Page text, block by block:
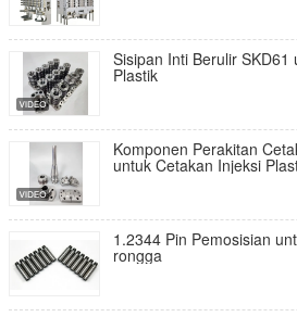
Tinggalkan
Kami akan segera
Sisipan Inti Berulir
Plastik
Komponen Perakitan
untuk Cetakan Injeksi
1.2344 Pin Pemosisian
rongga